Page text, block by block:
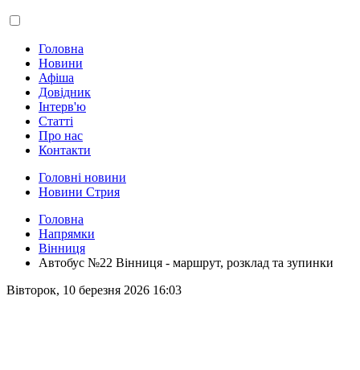
Головна
Новини
Афіша
Довідник
Інтерв'ю
Статті
Про нас
Контакти
Головні новини
Новини Стрия
Головна
Напрямки
Вінниця
Автобус №22 Вінниця - маршрут, розклад та зупинки
Вівторок, 10 березня 2026 16:03